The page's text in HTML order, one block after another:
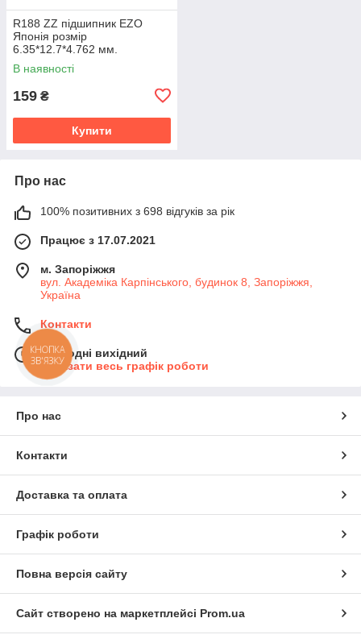
R188 ZZ підшипник EZO
Японія розмір
6.35*12.7*4.762 мм.
В наявності
159 ₴
Купити
Про нас
100% позитивних з 698 відгуків за рік
Працює з 17.07.2021
м. Запоріжжя
вул. Академіка Карпінського, будинок 8, Запоріжжя,
Україна
Контакти
Сьогодні вихідний
Показати весь графік роботи
Про нас
Контакти
Доставка та оплата
Графік роботи
Повна версія сайту
Сайт створено на маркетплейсі Prom.ua
КНОПКА
ЗВ'ЯЗКУ